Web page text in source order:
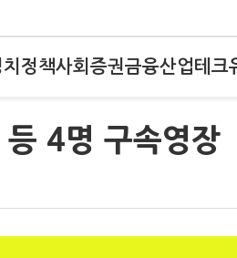
정책사회 증권금융산업테크
등 4명 구속영장